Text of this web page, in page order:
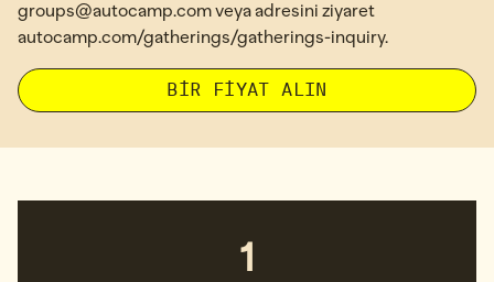
groups@autocamp.com veya adresini ziyaret
autocamp.com/gatherings/gatherings-inquiry.
BIR FIYAT ALIN YENI SEKME
1